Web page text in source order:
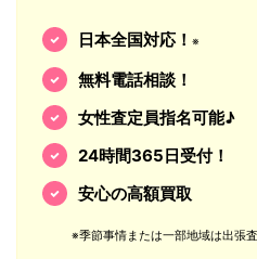
日本全国対応！ ※
無料電話相談！
女性査定員指名可能♪
24時間365日受付！
安心の高額買取
※季節事情または一部地域は出張